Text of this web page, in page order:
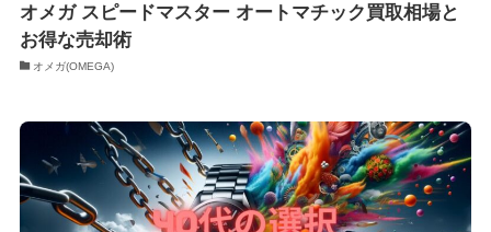
オメガ スピードマスター オートマチック買取相場と
お得な売却術
オメガ(OMEGA)